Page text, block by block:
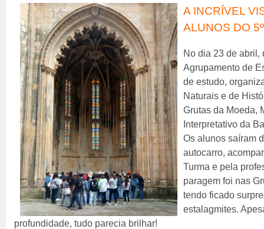
A INCRÍVEL
ALUNOS DO
No dia 23 de abril,
Agrupamento de
de estudo,
Naturais e de
Grutas da Moeda,
Interpretativo da
Os alunos saíram
autocarro,
Turma e pela
paragem foi nas
tendo ficado
estalagmites.
profundidade, tudo parecia brilhar!